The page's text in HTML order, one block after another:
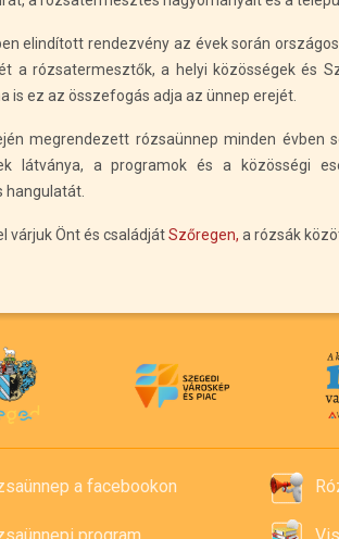
elindított rendezvény az évek során
a rózsatermesztők, a helyi közösségek és
is ez az összefogás adja az ünnep erejét.
megrendezett rózsaünnep minden évben
látványa, a programok és a közösségi
hangulatát.
várjuk Önt és családjátSzőregen, a rózsák
a facebookon